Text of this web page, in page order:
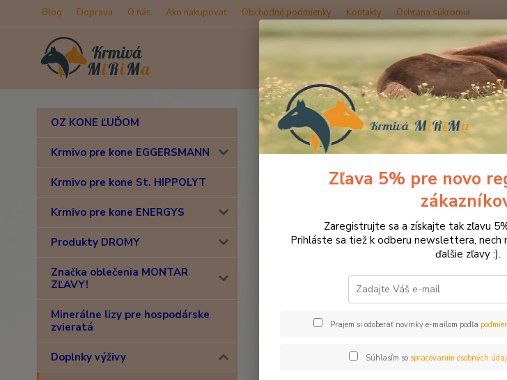
Blog Doprava O nás Ako nakupovať Obchodné podmienky Kontakty Ochrana súkromia
OZ KONE ĽUĎOM
Krmivo pre kone EGGERSMANN
Krmivo pre kone St. HIPPOLYT
Krmivo pre kone ENERGYS
Produkty DROMY
Značka oblečenia MONTAR
ZĽAVY!
Minerálne lizy pre hospodárske
zvieratá
Doplnky výživy
Úvod Doplnky výživy Bylinky Vrbová kora
Vrbová kora
Zľava 5% pre novo
Zaregistrujte sa a získajte tak zľavu
Prihláste sa tiež k odberu newslettera, nech
ďalšie zľavy :).
Prajem si odoberať novinky e-mailom podľa
Súhlasím so spracovaním osobných